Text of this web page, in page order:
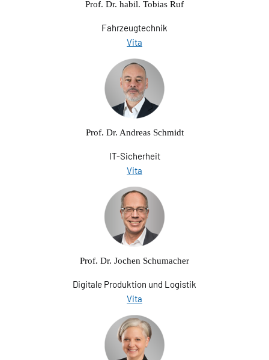
Prof. Dr. habil. Tobias Ruf
Fahrzeugtechnik
Vita
Prof. Dr. Andreas Schmidt
IT-Sicherheit
Vita
Prof. Dr. Jochen Schumacher
Digitale Produktion und Logistik
Vita